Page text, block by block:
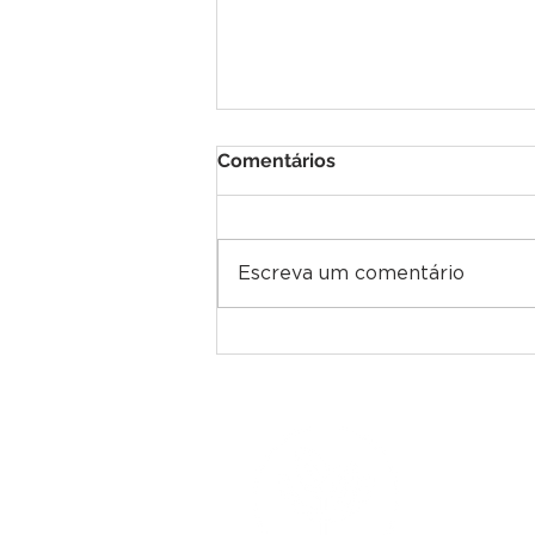
Comentários
Escreva um comentário